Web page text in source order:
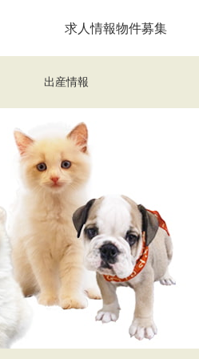
求人情報物件募集
出産情報